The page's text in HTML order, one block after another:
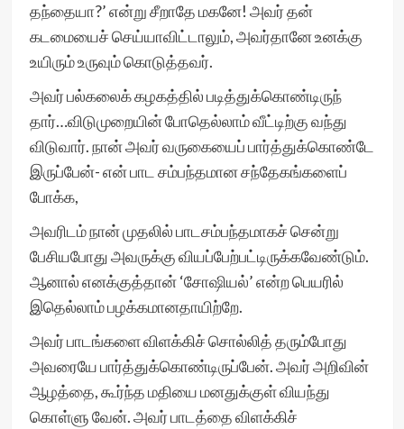
தந்தையா?’ என்று சீறாதே மகனே! அவர் தன்
கடமையைச் செய்யாவிட்டாலும், அவர்தானே உனக்கு
உயிரும் உருவும் கொடுத்தவர்.
அவர் பல்கலைக் கழகத்தில் படித்துக்கொண்டிருந்
தார்…விடுமுறையின் போதெல்லாம் வீட்டிற்கு வந்து
விடுவார். நான் அவர் வருகையைப் பார்த்துக்கொண்டே
இருப்பேன்- என் பாட சம்பந்தமான சந்தேகங்களைப்
போக்க,
அவரிடம் நான் முதலில் பாடசம்பந்தமாகச் சென்று
பேசியபோது அவருக்கு வியப்பேற்பட்டிருக்கவேண்டும்.
ஆனால் எனக்குத்தான் ‘சோஷியல்’ என்ற பெயரில்
இதெல்லாம் பழக்கமானதாயிற்றே.
அவர் பாடங்களை விளக்கிச் சொல்லித் தரும்போது
அவரையே பார்த்துக்கொண்டிருப்பேன். அவர் அறிவின்
ஆழத்தை, கூர்ந்த மதியை மனதுக்குள் வியந்து
கொள்ளு வேன். அவர் பாடத்தை விளக்கிச்